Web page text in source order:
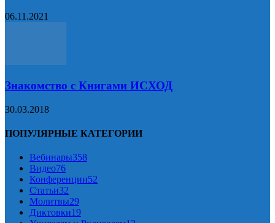
06.11.2021
Знакомство с Книгами ИСХОД
30.03.2018
ПОПУЛЯРНЫЕ КАТЕГОРИИ
Вебинары358
Видео76
Конференции52
Статьи32
Молитвы29
Диктовки19